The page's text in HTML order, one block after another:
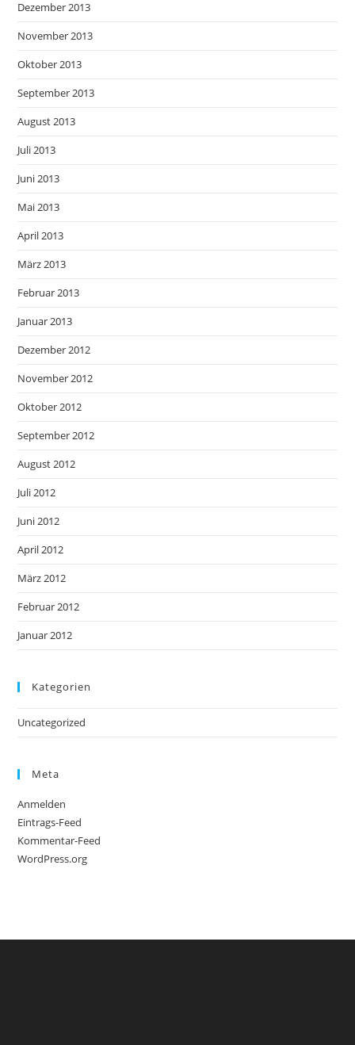
Dezember 2013
November 2013
Oktober 2013
September 2013
August 2013
Juli 2013
Juni 2013
Mai 2013
April 2013
März 2013
Februar 2013
Januar 2013
Dezember 2012
November 2012
Oktober 2012
September 2012
August 2012
Juli 2012
Juni 2012
April 2012
März 2012
Februar 2012
Januar 2012
Kategorien
Uncategorized
Meta
Anmelden
Eintrags-Feed
Kommentar-Feed
WordPress.org